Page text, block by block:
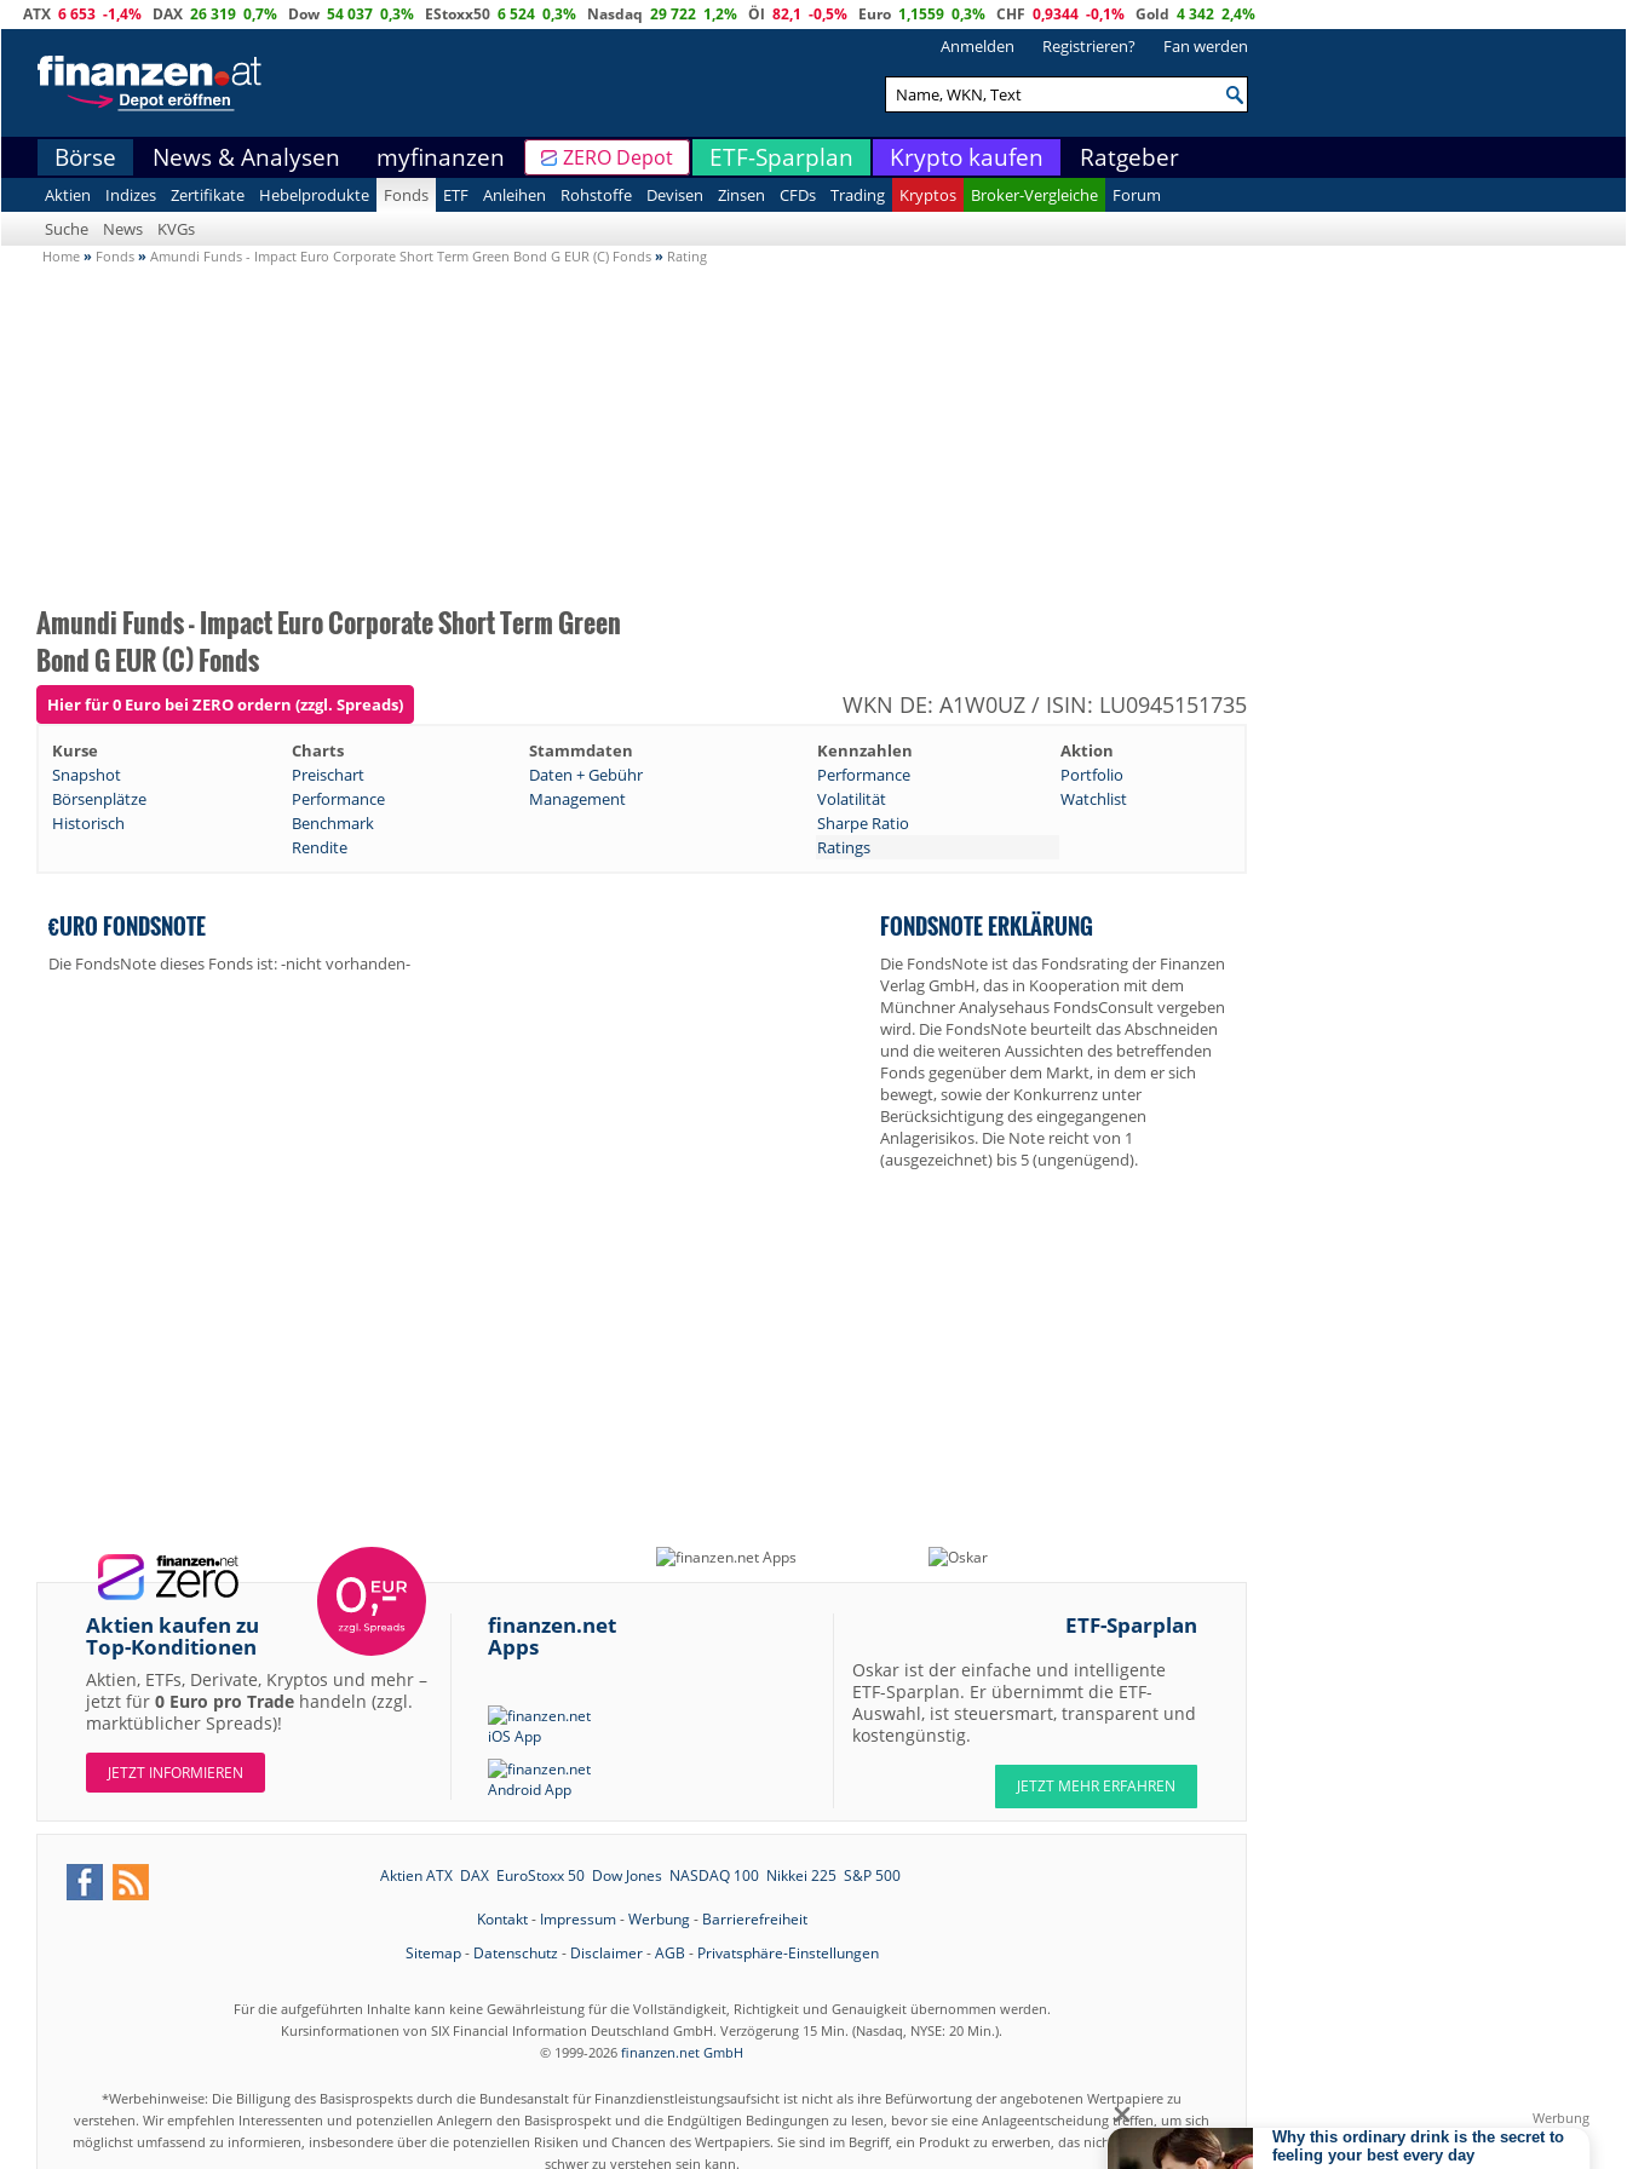
ATX 6 653 -1,4% DAX 26 319 0,7% Dow 54 037 0,3% EStoxx50 6 524 0,3% Nasdaq 29 722 1,2% Öl 82,1 -0,5% Euro 1,1559 0,3% CHF 0,9344 -0,1% Gold 4 342 2,4%
Anmelden Registrieren? Fan werden
Börse News & Analysen myfinanzen ZERO Depot ETF-Sparplan Krypto kaufen Ratgeber
Aktien Indizes Zertifikate Hebelprodukte Fonds ETF Anleihen Rohstoffe Devisen Zinsen CFDs Trading Kryptos Broker-Vergleiche
Forum
Suche
News KVGs
Home » Fonds » Amundi Funds - Impact Euro Corporate Short Term Green Bond G EUR (C) Fonds » Rating
Amundi Funds - Impact Euro Corporate Short Term Green
Bond G EUR (C) Fonds
Hier für 0 Euro bei ZERO ordern (zzgl. Spreads) WKN DE: A1W0UZ / ISIN: LU0945151735
Kurse Charts Stammdaten Kennzahlen
Aktion
Snapshot
Preischart Daten + Gebühr Performance
Portfolio
Börsenplätze
Performance Management Volatilität
Watchlist
Historisch
Benchmark
Sharpe Ratio
Rendite
Ratings
€URO FONDSNOTE
Die FondsNote dieses Fonds ist: -nicht vorhanden-
FONDSNOTE ERKLÄRUNG
Die FondsNote ist das Fondsrating der Finanzen
Verlag GmbH, das in Kooperation mit dem
Münchner Analysehaus FondsConsult vergeben
wird. Die FondsNote beurteilt das Abschneiden
und die weiteren Aussichten des betreffenden
Fonds gegenüber dem Markt, in dem er sich
bewegt, sowie der Konkurrenz unter
Berücksichtigung des eingegangenen
Anlagerisikos. Die Note reicht von 1
(ausgezeichnet) bis 5 (ungenügend).
Aktien kaufen zu
Top-Konditionen
Aktien, ETFs, Derivate, Kryptos und mehr –
jetzt für 0 Euro pro Trade handeln (zzgl.
marktüblicher Spreads)!
JETZT INFORMIEREN
finanzen.net
Apps
ETF-Sparplan
Oskar ist der einfache und intelligente
ETF-Sparplan. Er übernimmt die ETF-
Auswahl, ist steuersmart, transparent und
kostengünstig.
JETZT MEHR ERFAHREN
Aktien ATX DAX EuroStoxx 50 Dow Jones NASDAQ 100 Nikkei 225 S&P 500
Kontakt- Impressum-Werbung- Barrierefreiheit
Sitemap- Datenschutz- Disclaimer-AGB - Privatsphäre-Einstellungen
Für die aufgeführten Inhalte kann keine Gewährleistung für die Vollständigkeit, Richtigkeit und Genauigkeit übernommen werden.
Kursinformationen von SIX Financial Information Deutschland GmbH. Verzögerung 15 Min. (Nasdaq, NYSE: 20 Min.).
© 1999-2026 finanzen.net GmbH
*Werbehinweise: Die Billigung des Basisprospekts durch die Bundesanstalt für Finanzdienstleistungsaufsicht ist nicht als ihre Befürwortung der angebotenen Wertpapiere zu
verstehen. Wir empfehlen Interessenten und potenziellen Anlegern den Basisprospekt und die Endgültigen Bedingungen zu lesen, bevor sie eine Anlageentscheidung treffen, um sich
möglichst umfassend zu informieren, insbesondere über die potenziellen Risiken und Chancen des Wertpapiers. Sie sind im Begriff, ein Produkt zu erwerben, das nicht einfach ist und
schwer zu verstehen sein kann.